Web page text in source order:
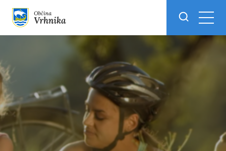
Skoči do osrednje vsebine